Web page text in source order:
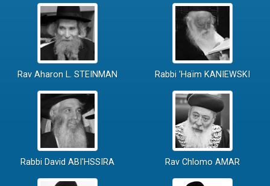
Rav Aharon L. STEINMAN Rabbi 'Haïm KANIEWSKI
Rabbi David ABI'HSSIRA Rav Chlomo AMAR